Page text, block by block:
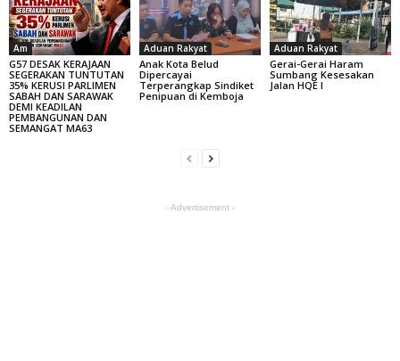
Am
G57 DESAK KERAJAAN
SEGERAKAN TUNTUTAN
35% KERUSI PARLIMEN
SABAH DAN SARAWAK
DEMI KEADILAN
PEMBANGUNAN DAN
SEMANGAT MA63
Aduan Rakyat
Anak Kota Belud
Dipercayai
Terperangkap Sindiket
Penipuan di Kemboja
Aduan Rakyat
Gerai-Gerai Haram
Sumbang Kesesakan
Jalan HQE I
- Advertisement -